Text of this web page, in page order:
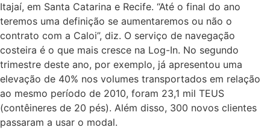
Itajaí, em Santa Catarina e Recife. “Até o final do ano
teremos uma definição se aumentaremos ou não o
contrato com a Caloi”, diz. O serviço de navegação
costeira é o que mais cresce na Log-In. No segundo
trimestre deste ano, por exemplo, já apresentou uma
elevação de 40% nos volumes transportados em relação
ao mesmo período de 2010, foram 23,1 mil TEUS
(contêineres de 20 pés). Além disso, 300 novos clientes
passaram a usar o modal.